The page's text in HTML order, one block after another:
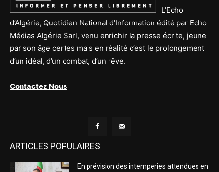
L’Echo
d’Algérie, Quotidien National d’Information édité par Echo
Médias Algérie Sarl, venu enrichir la presse écrite, jeune
par son âge certes mais en réalité c’est le prolongement
d’un idéal, d’un combat, d’un rêve.
Contactez Nous
ARTICLES POPULAIRES
En prévision des intempéries attendues en